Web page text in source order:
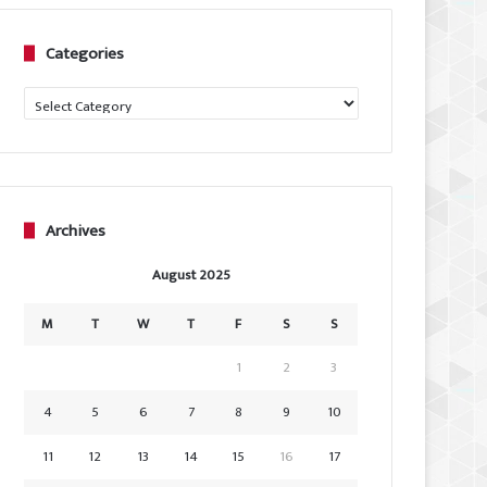
Categories
Categories
Archives
August 2025
M T W T F S
S
1
2
3
4
5 6 7 8 9
10
11
12 13 14 15 16 17